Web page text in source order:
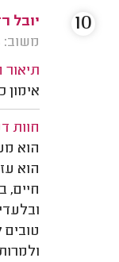
יובל
משוב: 18/05/2025
תיאור
חוות
הוא
הוא
טובים
10